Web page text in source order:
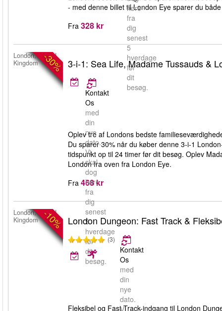
høre
fra
dig
senest
5
hverdage
før
dit
besøg.
- med denne billet til London Eye sparer du
Fra 328 kr
-30%
London, United
Kingdom
3-i-1: Sea Life, Madame Tussauds &
Kontakt
Os
med
din
nye
dato.
Vi
skal
dog
høre
fra
dig
senest
5
hverdage
før
dit
besøg.
Oplev tre af Londons bedste
Du sparer 30% når du køber denne 3-i-1
tidspunkt op til 24 timer før dit besøg. Oplev
London fra oven fra London Eye.
Fra 468 kr
-10%
London, United
Kingdom
London Dungeon: Fast Track &
(3)
Kontakt
Os
med
din
nye
dato.
Fleksibel og Fast Track-indgang til London